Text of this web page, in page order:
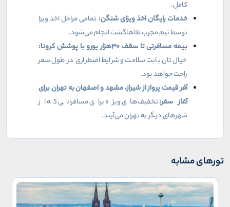
کامل.
خدمات رایگان اخذ ویزای شنگن: تمامی مراحل اخذ ویزا
توسط تیم مجرب طاهاگشت انجام می‌شود.
بیمه مسافرتی تا سقف۳۰هزار یورو با پوشش کرونا:
خیال‌تان بابت سلامت و شرایط اضطراری در طول سفر
راحت خواهد بود.
آفر قیمت پرواز از شیراز، مشهد و اصفهان به تهران برای
آغاز سفر:تخفیف‌های ویژه برای مسافرانی که از
شهرهای دیگر به تهران می‌آیند.
تورهای مشابه